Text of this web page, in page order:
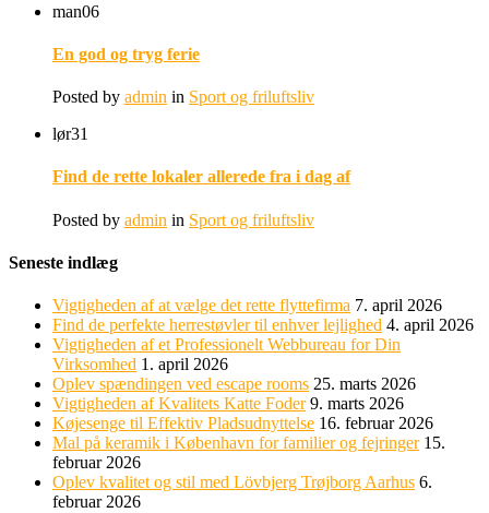
man06
En god og tryg ferie
Posted by admin in Sport og friluftsliv
lør31
Find de rette lokaler allerede fra i dag af
Posted by admin in Sport og friluftsliv
Seneste indlæg
Vigtigheden af at vælge det rette flyttefirma 7. april 2026
Find de perfekte herrestøvler til enhver lejlighed 4. april 2026
Vigtigheden af et Professionelt Webbureau for Din
Virksomhed 1. april 2026
Oplev spændingen ved escape rooms 25. marts 2026
Vigtigheden af Kvalitets Katte Foder 9. marts 2026
Køjesenge til Effektiv Pladsudnyttelse 16. februar 2026
Mal på keramik i København for familier og fejringer 15.
februar 2026
Oplev kvalitet og stil med Lövbjerg Trøjborg Aarhus 6.
februar 2026